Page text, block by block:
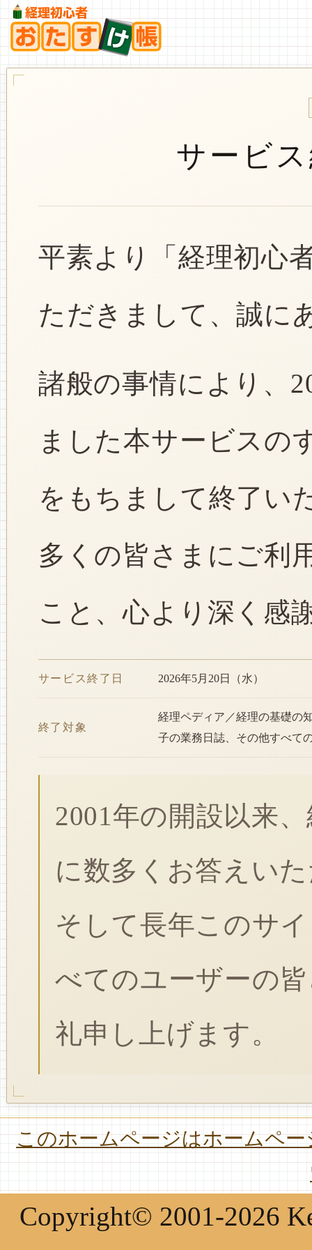
サービ
平素より「経理初心
ただきまして、誠に
諸般の事情により、
ました本サービスの
をもちまして終了い
多くの皆さまにご利
こと、心より深く感
サービス終了日 2026年5月20日（水）
終了対象
経理ペディア／経理の基礎の
子の業務日誌、その他すべて
2001年の開設以来
に数多くお答えい
そして長年このサ
べてのユーザーの
礼申し上げます。
このホームページはホームペ
Copyright© 2001-2026